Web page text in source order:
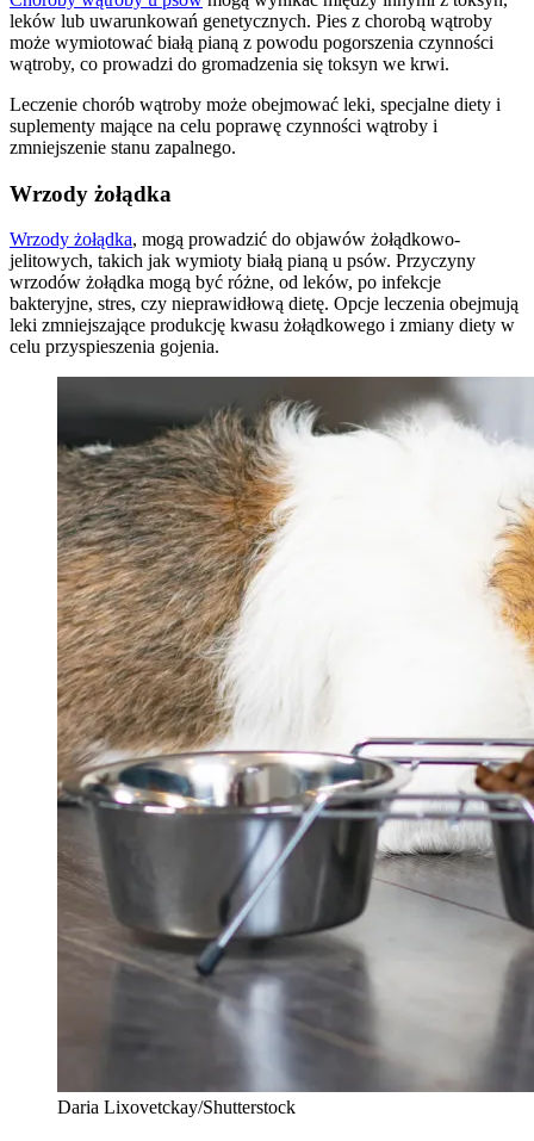
leków lub uwarunkowań genetycznych. Pies z chorobą wątroby
może wymiotować białą pianą z powodu pogorszenia czynności
wątroby, co prowadzi do gromadzenia się toksyn we krwi.
Leczenie chorób wątroby może obejmować leki, specjalne diety i
suplementy mające na celu poprawę czynności wątroby i
zmniejszenie stanu zapalnego.
Wrzody żołądka
Wrzody żołądka, mogą prowadzić do objawów żołądkowo-
jelitowych, takich jak wymioty białą pianą u psów. Przyczyny
wrzodów żołądka mogą być różne, od leków, po infekcje
bakteryjne, stres, czy nieprawidłową dietę. Opcje leczenia obejmują
leki zmniejszające produkcję kwasu żołądkowego i zmiany diety w
celu przyspieszenia gojenia.
Daria Lixovetckay/Shutterstock